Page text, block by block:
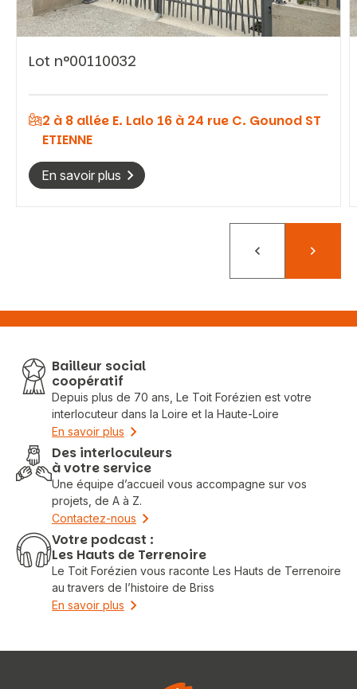
Vous recherchez&nbsp;:
Rechercher
Lot n°00110032
2 à 8 allée E. Lalo 16 à 24 rue C. Gounod ST
ETIENNE
En savoir plus
PrécédentSuivant
Bailleur social
coopératif
Depuis plus de 70 ans, Le Toit Forézien est votre
interlocuteur dans la Loire et la Haute-Loire
En savoir plus
Des interloculeurs
à votre service
Une équipe d’accueil vous accompagne sur vos
projets, de A à Z.
Contactez-nous
Votre podcast :
Les Hauts de Terrenoire
Le Toit Forézien vous raconte Les Hauts de Terrenoire
au travers de l’histoire de Briss
En savoir plus